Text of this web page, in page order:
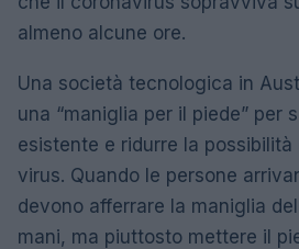
almeno alcune ore.
Una società tecnologica in
una “maniglia per il piede” per
esistente e ridurre la possibilità
virus. Quando le persone
devono afferrare la maniglia
mani, ma piuttosto mettere il